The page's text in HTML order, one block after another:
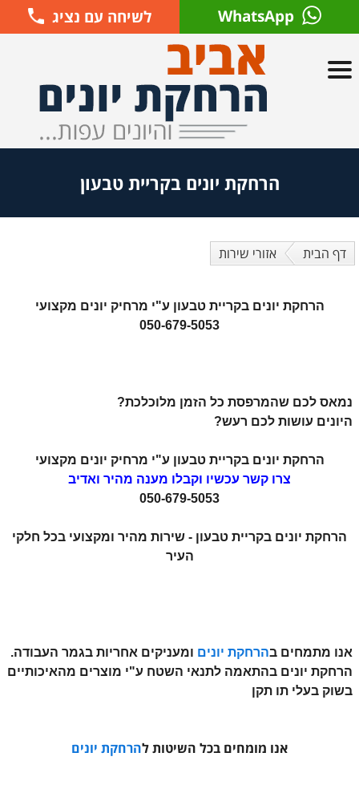
WhatsApp לשיחה עם נציג
הרחקת יונים בקריית טבעון
דף הבית אזורי שירות
הרחקת יונים בקריית טבעון ע"י מרחיק יונים מקצועי
050-679-5053
נמאס לכם שהמרפסת כל הזמן מלוכלכת?
היונים עושות לכם רעש?
הרחקת יונים בקריית טבעון ע"י מרחיק יונים מקצועי
צרו קשר עכשיו וקבלו מענה מהיר ואדיב
050-679-5053
הרחקת יונים בקריית טבעון - שירות מהיר ומקצועי בכל חלקי
העיר
אנו מתמחים בהרחקת יונים ומעניקים אחריות בגמר העבודה.
הרחקת יונים בהתאמה לתנאי השטח ע"י מוצרים מהאיכותיים
בשוק בעלי תו תקן
אנו מומחים בכל השיטות להרחקת יונים